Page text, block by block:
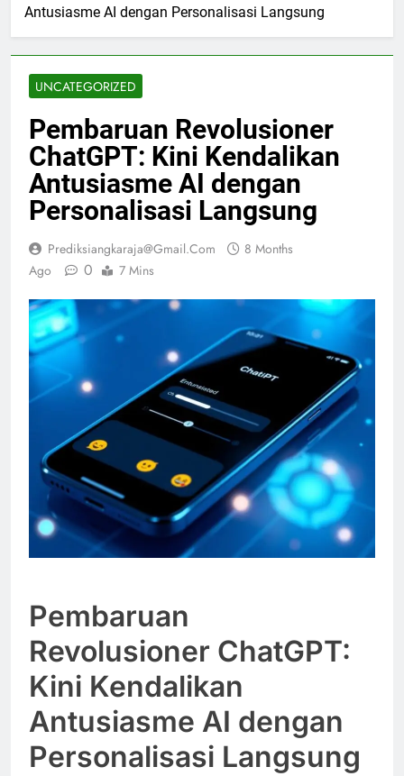
Antusiasme AI dengan Personalisasi Langsung
UNCATEGORIZED
Pembaruan Revolusioner
ChatGPT: Kini Kendalikan
Antusiasme AI dengan
Personalisasi Langsung
Prediksiangkaraja@gmail.com
8 Months
Ago
0 7 Mins
Pembaruan
Revolusioner ChatGPT:
Kini Kendalikan
Antusiasme AI dengan
Personalisasi Langsung